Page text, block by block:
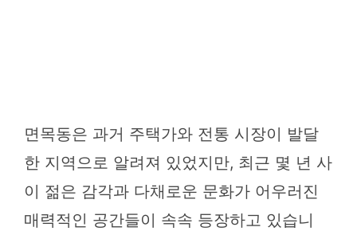
면목동은 과거 주택가와 전통 시장이 발달
한 지역으로 알려져 있었지만, 최근 몇 년 사
이 젊은 감각과 다채로운 문화가 어우러진
매력적인 공간들이 속속 등장하고 있습니